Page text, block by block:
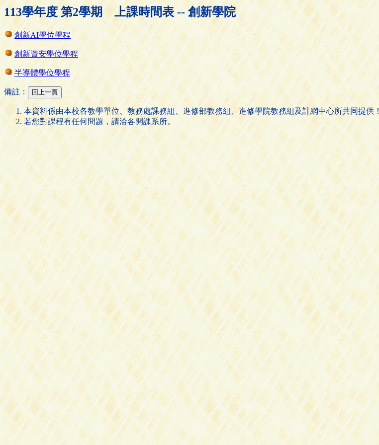
113學年度 第2學期 上課時間表 -- 創新學院
創新AI學位學程
創新資安學位學程
半導體學位學程
備註：
本資料係由本校各教學單位、教務處課務組、進修部教務組、進修學院教務組及計網中心所共同提供！
若您對課程有任何問題，請洽各開課系所。